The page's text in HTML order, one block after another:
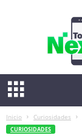
e
Inicio Curiosidades
CURIOSIDADES